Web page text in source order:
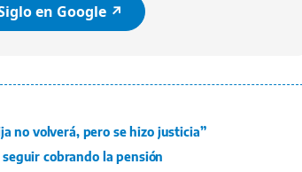
en Google ↗️
no volverá, pero se hizo justicia”
cobrando la pensión